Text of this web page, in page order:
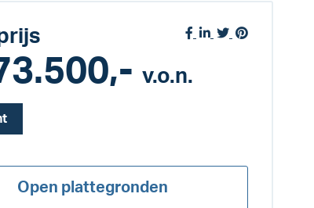
v.o.n.
Open plattegronden